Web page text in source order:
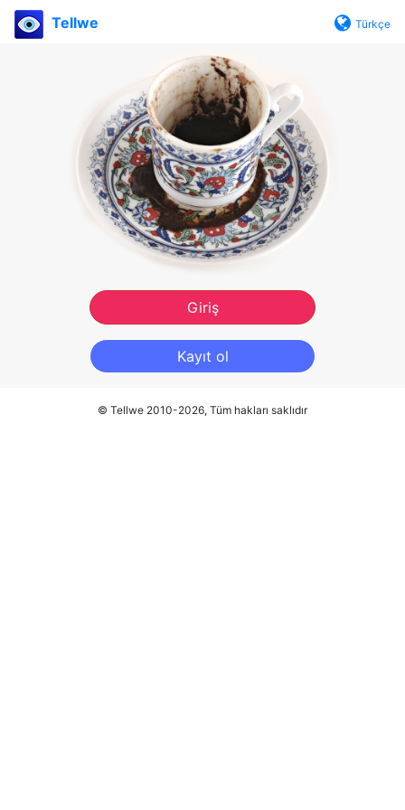
Tellwe Türkçe
Giriş
Kayıt ol
© Tellwe 2010-2026, Tüm hakları saklıdır